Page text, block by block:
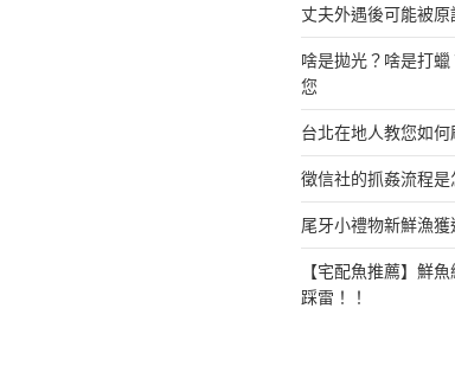
丈夫外遇後可能被
啥是拋光？啥是打
您
台北在地人教您如
徵信社的抓姦流程是
尾牙小禮物新鮮漁
【宅配魚推薦】鮮
踩雷！！